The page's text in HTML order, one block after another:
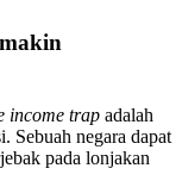
income trap adalah
Sebuah negara dapat
pada lonjakan